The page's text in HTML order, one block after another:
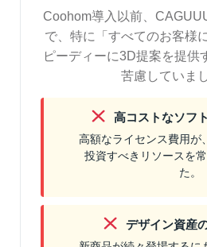
Coohom導入以前、
で、特に「すべてのお客様
ピーディーに3D提案を提供
苦慮していま
高コストなソフ
高額なライセンス費用が
投資すべきリソースを
た。
デザイン資産